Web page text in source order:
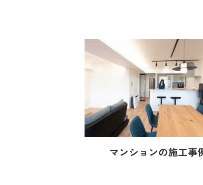
マンションの施工事